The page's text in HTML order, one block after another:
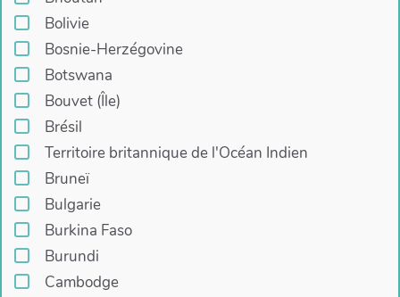
Bolivie
Bosnie-Herzégovine
Botswana
Bouvet (Île)
Brésil
Territoire britannique de l'Océan Indien
Bruneï
Bulgarie
Burkina Faso
Burundi
Cambodge